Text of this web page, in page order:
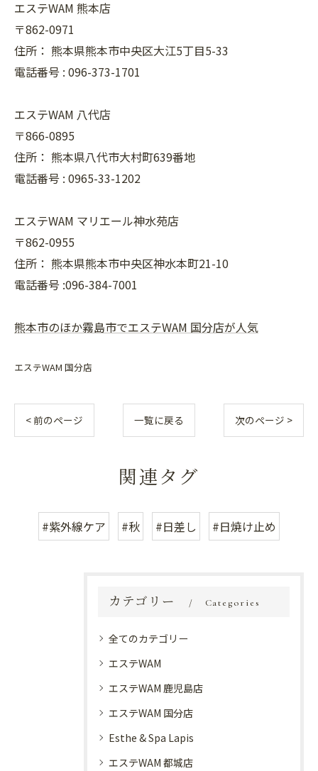
エステWAM 熊本店
〒862-0971
住所： 熊本県熊本市中央区大江5丁目5-33
電話番号 : 096-373-1701
エステWAM 八代店
〒866-0895
住所： 熊本県八代市大村町639番地
電話番号 : 0965-33-1202
エステWAM マリエール神水苑店
〒862-0955
住所： 熊本県熊本市中央区神水本町21-10
電話番号 :096-384-7001
熊本市のほか霧島市でエステWAM 国分店が人気
エステWAM 国分店
< 前のページ 一覧に戻る 次のページ >
関連タグ
#紫外線ケア #秋 #日差し #日焼け止め
カテゴリー Categories
全てのカテゴリー
エステWAM
エステWAM 鹿児島店
エステWAM 国分店
Esthe & Spa Lapis
エステWAM 都城店